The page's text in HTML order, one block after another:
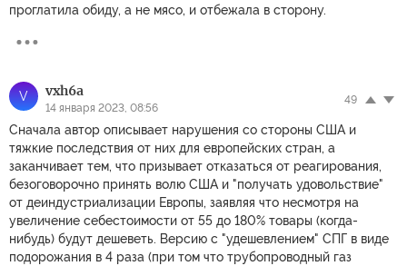
проглатила обиду, а не мясо, и отбежала в сторону.
V vxh6a
14 января 2023, 08:56
49
Сначала автор описывает нарушения со стороны США и
тяжкие последствия от них для европейских стран, а
заканчивает тем, что призывает отказаться от реагирования,
безоговорочно принять волю США и "получать удовольствие"
от деиндустриализации Европы, заявляя что несмотря на
увеличение себестоимости от 55 до 180% товары (когда-
нибудь) будут дешеветь. Версию с "удешевлением" СПГ в виде
подорожания в 4 раза (при том что трубопроводный газ